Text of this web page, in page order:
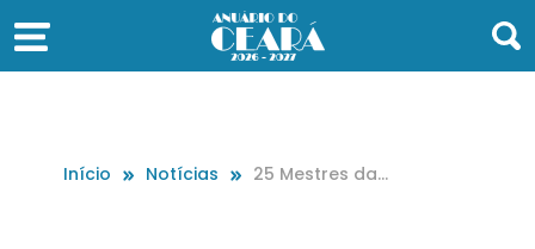
Início Notícias
25 Mestres da